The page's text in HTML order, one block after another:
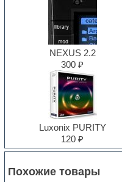
NEXUS 2.2
300 ₽
Luxonix PURITY
120 ₽
Похожие товары